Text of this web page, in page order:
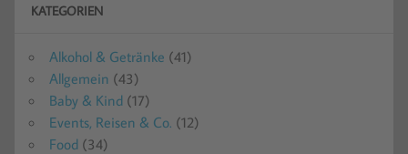
KATEGORIEN
Alkohol & Getränke (41)
Allgemein (43)
Baby & Kind (17)
Events, Reisen & Co. (12)
Food (34)